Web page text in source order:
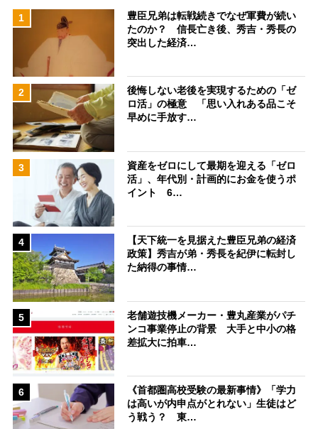
1
豊臣兄弟は転戦続きでなぜ軍費が続い
たのか？ 信長亡き後、秀吉・秀長の
突出した経済…
2
後悔しない老後を実現するための「ゼ
ロ活」の極意 「思い入れある品こそ
早めに手放す…
3
資産をゼロにして最期を迎える「ゼロ
活」、年代別・計画的にお金を使うポ
イント 6…
4
【天下統一を見据えた豊臣兄弟の経済
政策】秀吉が弟・秀長を紀伊に転封し
た納得の事情…
5
老舗遊技機メーカー・豊丸産業がパチ
ンコ事業停止の背景 大手と中小の格
差拡大に拍車…
6
《首都圏高校受験の最新事情》「学力
は高いが内申点がとれない」生徒はど
う戦う？ 東…